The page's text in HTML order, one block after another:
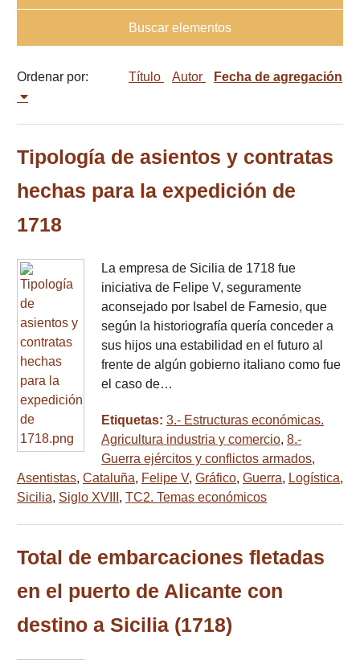
Buscar elementos
Ordenar por: Título Autor Fecha de agregación
Tipología de asientos y contratas
hechas para la expedición de
1718
La empresa de Sicilia de 1718 fue
iniciativa de Felipe V, seguramente
aconsejado por Isabel de Farnesio, que
según la historiografía quería conceder a
sus hijos una estabilidad en el futuro al
frente de algún gobierno italiano como fue
el caso de…
Etiquetas: 3.- Estructuras económicas.
Agricultura industria y comercio, 8.-
Guerra ejércitos y conflictos armados,
Asentistas, Cataluña, Felipe V, Gráfico, Guerra, Logística,
Sicilia, Siglo XVIII , TC2. Temas económicos
Total de embarcaciones fletadas
en el puerto de Alicante con
destino a Sicilia (1718)